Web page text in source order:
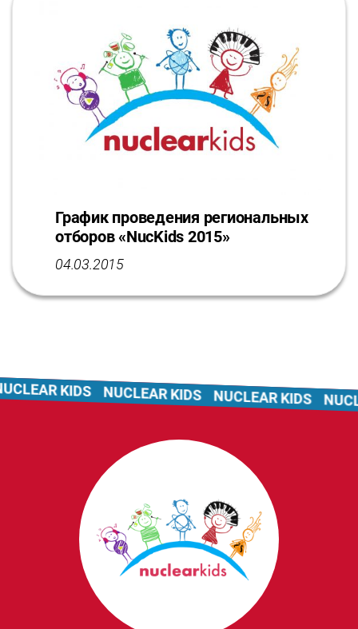
График проведения региональных
отборов «NucKids 2015»
04.03.2015
KIDS NUCLEAR KIDS NUCLEAR KIDS